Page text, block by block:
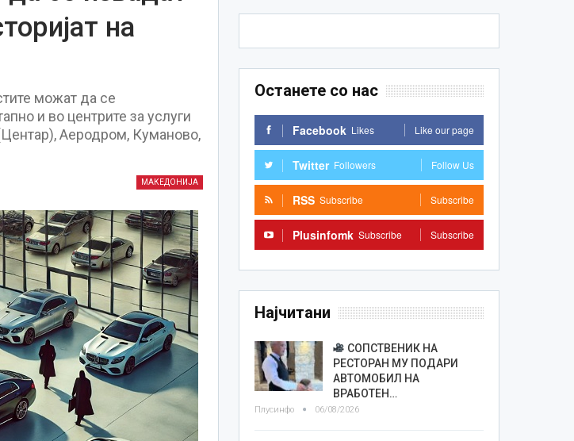
на
можат да се
и во центрите за услуги
Аеродром, Куманово,
МАКЕДОНИЈА
Останете со нас
Facebook Likes Like our page
Twitter Followers Follow Us
RSS Subscribe Subscribe
Plusinfomk Subscribe Subscribe
Најчитани
СОПСТВЕНИК НА
РЕСТОРАН МУ ПОДАРИ
АВТОМОБИЛ НА
ВРАБОТЕН…
Плусинфо 06/08/2026